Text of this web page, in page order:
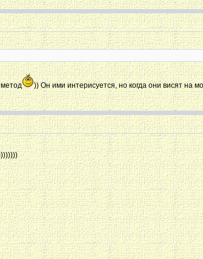
)) Он ими интерисуется, но когда они висят на